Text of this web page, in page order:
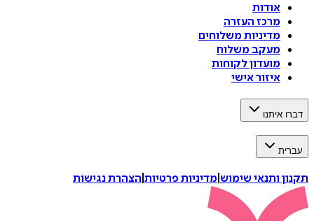
אודות
מרכז העזרה
מדיניות משלוחים
מעקב משלוח
מועדון לקוחות
איזור אישי
דברו איתנו
עברית
תקנון ותנאי שימוש מדיניות פרטיות הצהרת נגישות